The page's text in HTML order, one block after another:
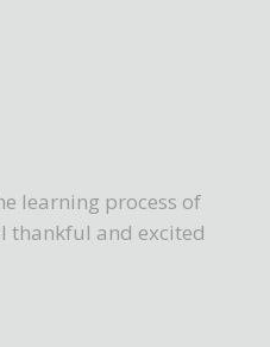
learning process of
thankful and excited